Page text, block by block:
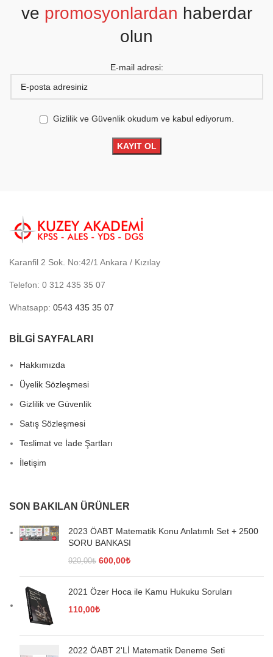
ve promosyonlardan haberdar
olun
E-mail adresi:
Gizlilik ve Güvenlik okudum ve kabul ediyorum.
Karanfil 2 Sok. No:42/1 Ankara / Kızılay
Telefon: 0 312 435 35 07
Whatsapp: 0543 435 35 07
BİLGİ SAYFALARI
Hakkımızda
Üyelik Sözleşmesi
Gizlilik ve Güvenlik
Satış Sözleşmesi
Teslimat ve İade Şartları
İletişim
SON BAKILAN ÜRÜNLER
2023 ÖABT Matematik Konu Anlatımlı Set + 2500
SORU BANKASI
920,00₺ Orijinal
920,00₺.
600,00₺Şu
fiyat:
2021 Özer Hoca ile Kamu Hukuku Soruları
110,00₺
2022 ÖABT 2'Lİ Matematik Deneme Seti